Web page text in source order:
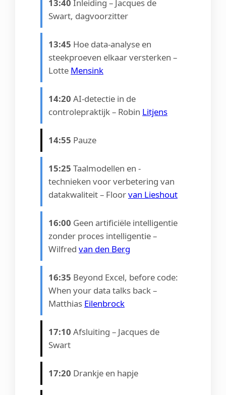
13:40 Inleiding – Jacques de
Swart, dagvoorzitter
13:45 Hoe data-analyse en
steekproeven elkaar versterken –
Lotte Mensink
14:20 AI-detectie in de
controlepraktijk – Robin Litjens
14:55 Pauze
15:25 Taalmodellen en -
technieken voor verbetering van
datakwaliteit – Floorvan Lieshout
16:00 Geen artificiële intelligentie
zonder proces intelligentie –
Wilfred van den Berg
16:35 Beyond Excel, before code:
When your data talks back –
Matthias Eilenbrock
17:10 Afsluiting – Jacques de
Swart
17:20 Drankje en hapje